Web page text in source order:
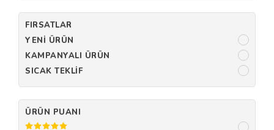
FIRSATLAR
YENI ÜRÜN
KAMPANYALI ÜRÜN
SICAK TEKLIF
ÜRÜN PUANI